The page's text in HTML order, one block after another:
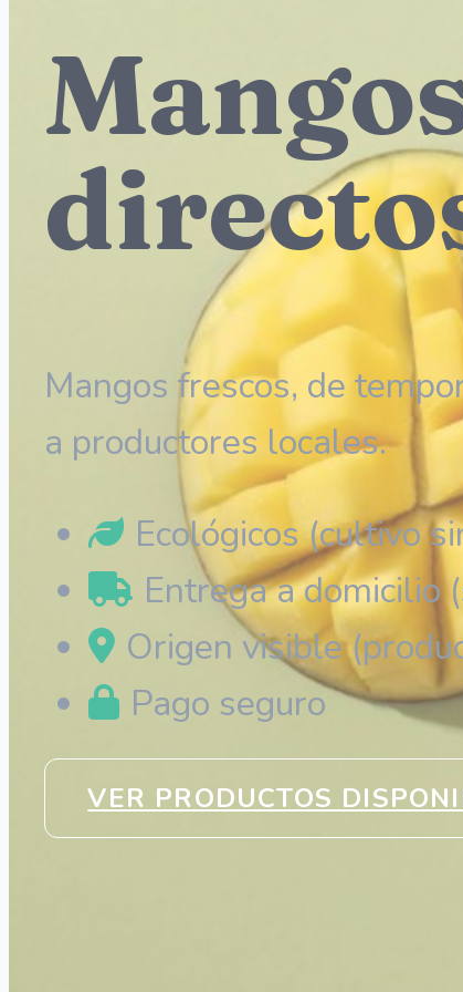
Mangos frescos, de
a productores locales.
Ecológicos (cultivo
Entrega a domicilio
Origen visible
Pago seguro
VER PRODUCTOS